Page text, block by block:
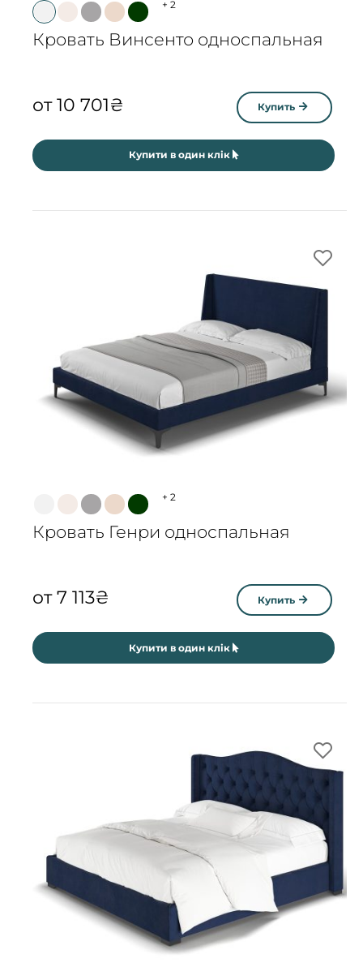
+ 2
Кровать Винсенто односпальная
от10 701₴ Купить
Купити в один клік
+ 2
Кровать Генри односпальная
от7 113₴ Купить
Купити в один клік